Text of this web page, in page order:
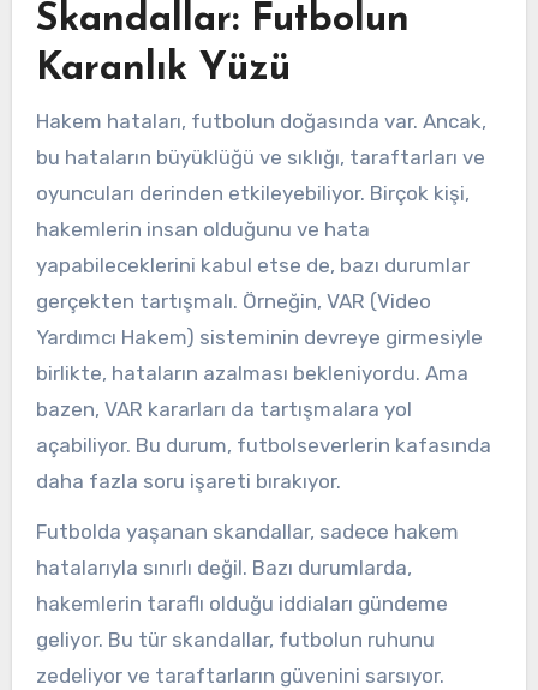
Skandallar: Futbolun
Karanlık Yüzü
Hakem hataları, futbolun doğasında var. Ancak,
bu hataların büyüklüğü ve sıklığı, taraftarları ve
oyuncuları derinden etkileyebiliyor. Birçok kişi,
hakemlerin insan olduğunu ve hata
yapabileceklerini kabul etse de, bazı durumlar
gerçekten tartışmalı. Örneğin, VAR (Video
Yardımcı Hakem) sisteminin devreye girmesiyle
birlikte, hataların azalması bekleniyordu. Ama
bazen, VAR kararları da tartışmalara yol
açabiliyor. Bu durum, futbolseverlerin kafasında
daha fazla soru işareti bırakıyor.
Futbolda yaşanan skandallar, sadece hakem
hatalarıyla sınırlı değil. Bazı durumlarda,
hakemlerin taraflı olduğu iddiaları gündeme
geliyor. Bu tür skandallar, futbolun ruhunu
zedeliyor ve taraftarların güvenini sarsıyor.